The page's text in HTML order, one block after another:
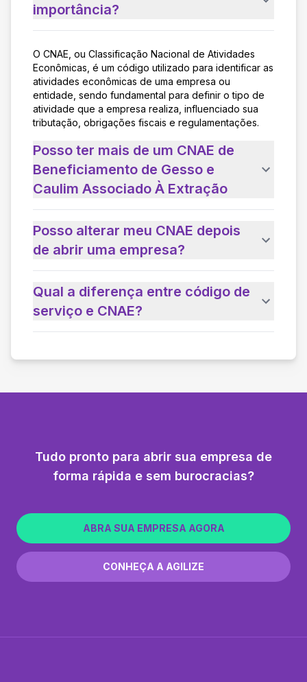
importância?
O CNAE, ou Classificação Nacional de Atividades
Econômicas, é um código utilizado para identificar as
atividades econômicas de uma empresa ou
entidade, sendo fundamental para definir o tipo de
atividade que a empresa realiza, influenciado sua
tributação, obrigações fiscais e regulamentações.
Posso ter mais de um CNAE de
Beneficiamento de Gesso e
Caulim Associado À Extração
Posso alterar meu CNAE depois
de abrir uma empresa?
Qual a diferença entre código de
serviço e CNAE?
Tudo pronto para abrir sua empresa de
forma rápida e sem burocracias?
ABRA SUA EMPRESA AGORA
CONHEÇA A AGILIZE